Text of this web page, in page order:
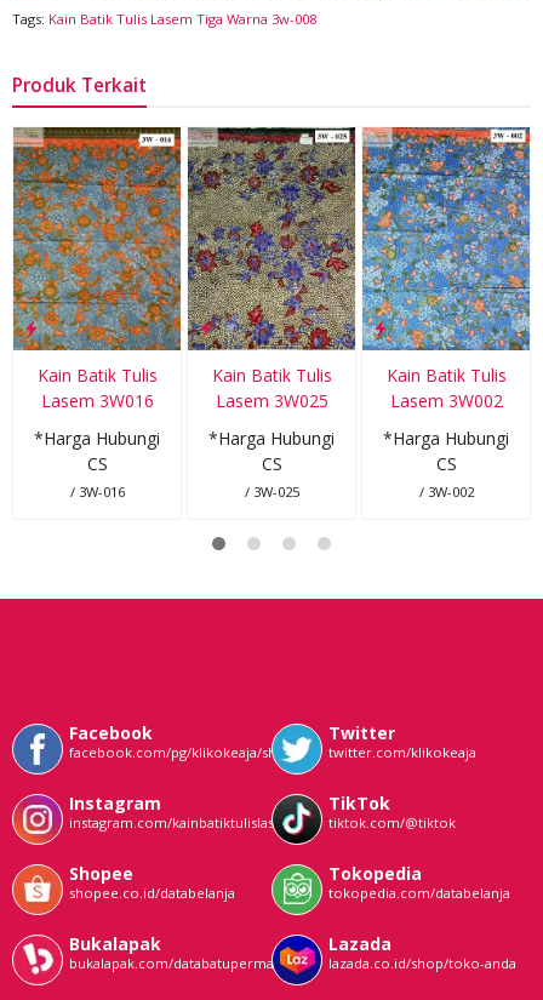
Tags: Kain Batik Tulis Lasem Tiga Warna 3w-008
Produk Terkait
Kain Batik Tulis
Lasem 3W016
*Harga Hubungi
CS
/ 3W-016
Kain Batik Tulis
Lasem 3W025
*Harga Hubungi
CS
/ 3W-025
Kain Batik Tulis
Lasem 3W002
*Harga Hubungi
CS
/ 3W-002
Facebook
facebook.com/pg/klikokeaja/shop/
Twitter
twitter.com/klikokeaja
Instagram
instagram.com/kainbatiktulislasem
TikTok
tiktok.com/@tiktok
Shopee
shopee.co.id/databelanja
Tokopedia
tokopedia.com/databelanja
Bukalapak
bukalapak.com/databatupermata
Lazada
lazada.co.id/shop/toko-anda